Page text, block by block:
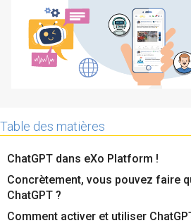
Architecture
Sécurité
Open source
A propos d’eXo
Contactez-nous
Table des matières
ChatGPT dans eXo Platform !
Concrètement, vous pouvez faire
ChatGPT ?
Comment activer et utiliser